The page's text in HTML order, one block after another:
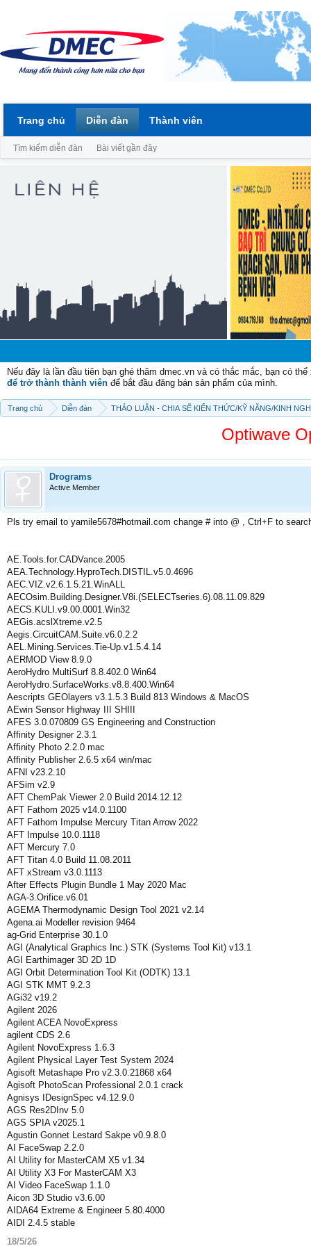
Nếu đây là lần đầu tiên bạn ghé thăm dmec.vn và có thắc mắc, bạn có
để trở thành thành viên để bắt đầu đăng bán sản phẩm của mình.
Trang chủ Diễn đàn THẢO LUẬN - CHIA SẼ KIẾN THỨC/KỸ NĂNG/KINH
Optiwave
Drograms
Active Member
Pls try email to yamile5678#hotmail.com change # into @ , Ctrl+F to
AE.Tools.for.CADVance.2005
AEA.Technology.HyproTech.DISTIL.v5.0.4696
AEC.VIZ.v2.6.1.5.21.WinALL
AECOsim.Building.Designer.V8i.(SELECTseries.6).08.11.09.829
AECS.KULI.v9.00.0001.Win32
AEGis.acslXtreme.v2.5
Aegis.CircuitCAM.Suite.v6.0.2.2
AEL.Mining.Services.Tie-Up.v1.5.4.14
AERMOD View 8.9.0
AeroHydro MultiSurf 8.8.402.0 Win64
AeroHydro.SurfaceWorks.v8.8.400.Win64
Aescripts GEOlayers v3.1.5.3 Build 813 Windows & MacOS
AEwin Sensor Highway III SHIII
AFES 3.0.070809 GS Engineering and Construction
Affinity Designer 2.3.1
Affinity Photo 2.2.0 mac
Affinity Publisher 2.6.5 x64 win/mac
AFNI v23.2.10
AFSim v2.9
AFT ChemPak Viewer 2.0 Build 2014.12.12
AFT Fathom 2025 v14.0.1100
AFT Fathom Impulse Mercury Titan Arrow 2022
AFT Impulse 10.0.1118
AFT Mercury 7.0
AFT Titan 4.0 Build 11.08.2011
AFT xStream v3.0.1113
After Effects Plugin Bundle 1 May 2020 Mac
AGA-3.Orifice.v6.01
AGEMA Thermodynamic Design Tool 2021 v2.14
Agena.ai Modeller revision 9464
ag-Grid Enterprise 30.1.0
AGI (Analytical Graphics Inc.) STK (Systems Tool Kit) v13.1
AGI Earthimager 3D 2D 1D
AGI Orbit Determination Tool Kit (ODTK) 13.1
AGI STK MMT 9.2.3
AGi32 v19.2
Agilent 2026
Agilent ACEA NovoExpress
agilent CDS 2.6
Agilent NovoExpress 1.6.3
Agilent Physical Layer Test System 2024
Agisoft Metashape Pro v2.3.0.21868 x64
Agisoft PhotoScan Professional 2.0.1 crack
Agnisys IDesignSpec v4.12.9.0
AGS Res2DInv 5.0
AGS SPIA v2025.1
Agustin Gonnet Lestard Sakpe v0.9.8.0
AI FaceSwap 2.2.0
AI Utility for MasterCAM X5 v1.34
AI Utility X3 For MasterCAM X3
AI Video FaceSwap 1.1.0
Aicon 3D Studio v3.6.00
AIDA64 Extreme & Engineer 5.80.4000
AIDI 2.4.5 stable
18/5/26
Trang chủ Diễn đàn
Tìm kiếm diễn đàn Bài viết gần đây
Thành viên